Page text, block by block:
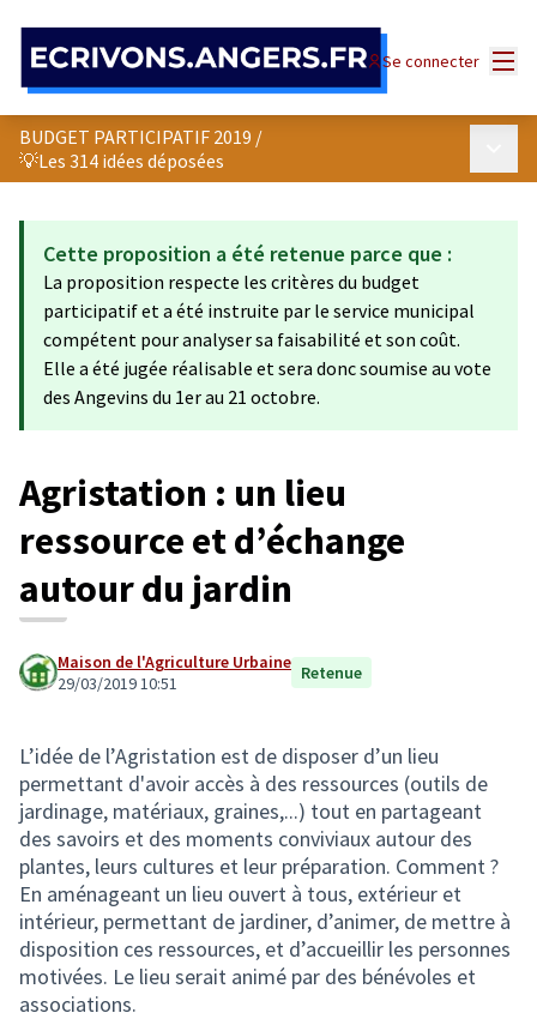
Se connecter
BUDGET PARTICIPATIF 2019 /
💡Les 314 idées déposées
Cette proposition a été retenue parce que :
La proposition respecte les critères du budget
participatif et a été instruite par le service municipal
compétent pour analyser sa faisabilité et son coût.
Elle a été jugée réalisable et sera donc soumise au vote
des Angevins du 1er au 21 octobre.
Agristation : un lieu
ressource et d’échange
autour du jardin
Maison de l'Agriculture Urbaine
29/03/2019 10:51
Retenue
L’idée de l’Agristation est de disposer d’un lieu
permettant d'avoir accès à des ressources (outils de
jardinage, matériaux, graines,...) tout en partageant
des savoirs et des moments conviviaux autour des
plantes, leurs cultures et leur préparation. Comment ?
En aménageant un lieu ouvert à tous, extérieur et
intérieur, permettant de jardiner, d’animer, de mettre à
disposition ces ressources, et d’accueillir les personnes
motivées. Le lieu serait animé par des bénévoles et
associations.